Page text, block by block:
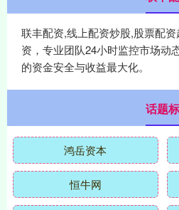
联丰配资,线上配资炒股,股票配
资，专业团队24小时监控市场动
的资金安全与收益最大化。
话题
鸿岳资本
恒牛网